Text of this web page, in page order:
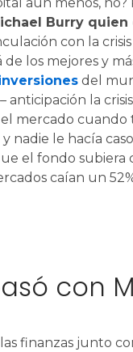
Burry quien
con la
de los mejores y
del
anticipación la
mercado cuando
y nadie le hacía
el fondo subiera
caían un
con
finanzas junto